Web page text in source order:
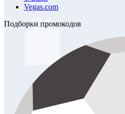
Vegas.com
Подборки промокодов